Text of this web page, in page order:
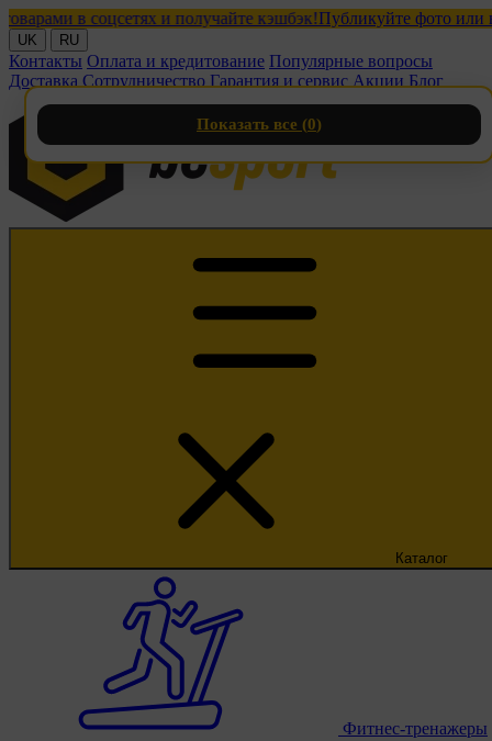
в соцсетях и получайте кэшбэк!Публикуйте фото или
UK RU
Контакты Оплата и кредитование Популярные вопросы
Доставка Сотрудничество Гарантия и сервис Акции Блог
Каталог
Фитнес-тренажеры
Показать все (0)